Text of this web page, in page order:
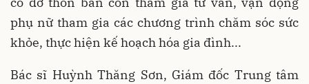
phụ nữ tham gia các chương trình chăm sóc sức
khỏe, thực hiện kế hoạch hóa gia đình...
Bác sĩ Huỳnh Thăng Sơn, Giám đốc Trung tâm